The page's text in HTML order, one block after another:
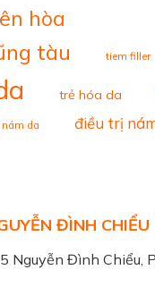
hòa
tàu tiem filler
trẻ hóa da
da điều trị
ĐÌNH CHIỂU
Nguyễn Đình Chiểu,